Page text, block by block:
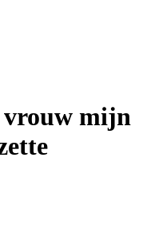
vrouw mijn